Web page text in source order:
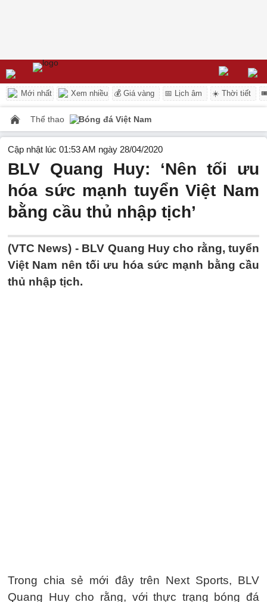
Mới nhất Xem nhiều 💰 Giá vàng 📅 Lịch âm ☀️ Thời tiết
Thể thao Bóng đá Việt Nam
Cập nhật lúc 01:53 AM ngày 28/04/2020
BLV Quang Huy: ‘Nên tối ưu
hóa sức mạnh tuyển Việt Nam
bằng cầu thủ nhập tịch’
(VTC News) - BLV Quang Huy cho rằng, tuyển
Việt Nam nên tối ưu hóa sức mạnh bằng cầu
thủ nhập tịch.
Trong chia sẻ mới đây trên Next Sports, BLV
Quang Huy cho rằng, với thực trạng bóng đá